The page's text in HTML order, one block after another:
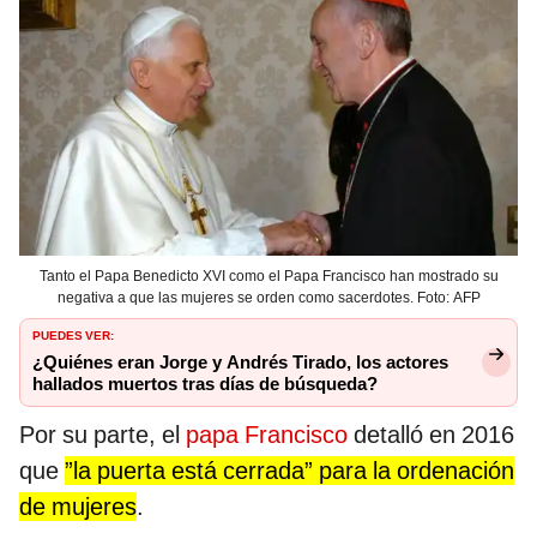
Tanto el Papa Benedicto XVI como el Papa Francisco han mostrado su
negativa a que las mujeres se orden como sacerdotes. Foto: AFP
PUEDES VER:
¿Quiénes eran Jorge y Andrés Tirado, los actores
hallados muertos tras días de búsqueda?
Por su parte, el papa Francisco detalló en 2016
que ”la puerta está cerrada” para la ordenación
de mujeres.